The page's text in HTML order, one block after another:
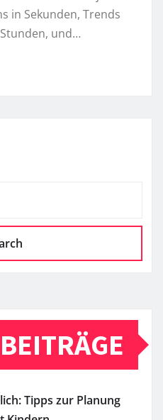
in Sekunden, Trends
und…
Tipps zur Planung